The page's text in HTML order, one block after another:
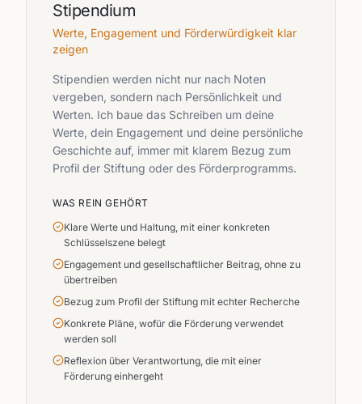
Stipendium
Werte, Engagement und Förderwürdigkeit klar
zeigen
Stipendien werden nicht nur nach Noten
vergeben, sondern nach Persönlichkeit und
Werten. Ich baue das Schreiben um deine
Werte, dein Engagement und deine persönliche
Geschichte auf, immer mit klarem Bezug zum
Profil der Stiftung oder des Förderprogramms.
WAS REIN GEHÖRT
Klare Werte und Haltung, mit einer konkreten
Schlüsselszene belegt
Engagement und gesellschaftlicher Beitrag, ohne zu
übertreiben
Bezug zum Profil der Stiftung mit echter Recherche
Konkrete Pläne, wofür die Förderung verwendet
werden soll
Reflexion über Verantwortung, die mit einer
Förderung einhergeht